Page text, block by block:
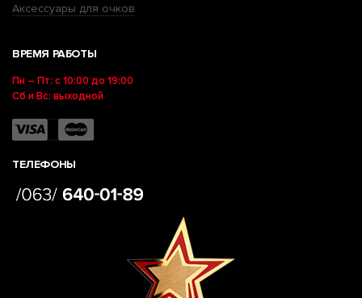
Аксессуары для очков
ВРЕМЯ РАБОТЫ
Пн – Пт: с 10:00 до 19:00
Сб и Вс: выходной
ТЕЛЕФОНЫ